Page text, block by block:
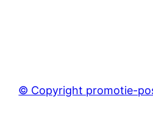
© Copyright promotie-